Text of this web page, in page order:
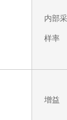
内部采
样率
增益